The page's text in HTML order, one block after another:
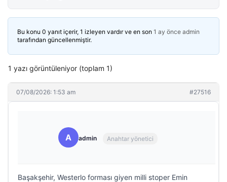
Bu konu 0 yanıt içerir, 1 izleyen vardır ve en son 1 ay önce admin
tarafından güncellenmiştir.
1 yazı görüntüleniyor (toplam 1)
07/08/2026: 1:53 am #27516
A admin Anahtar yönetici
Başakşehir, Westerlo forması giyen milli stoper Emin